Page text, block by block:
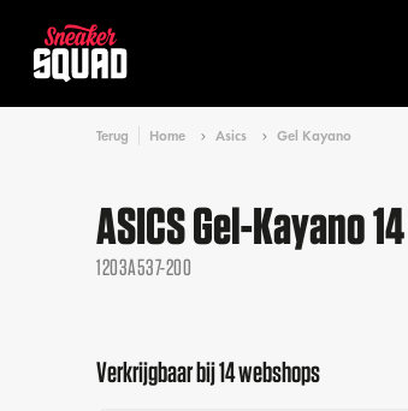
Terug Home Asics Gel Kayano
ASICS Gel-Kayano
1203A537-200
Verkrijgbaar bij 14 webshops